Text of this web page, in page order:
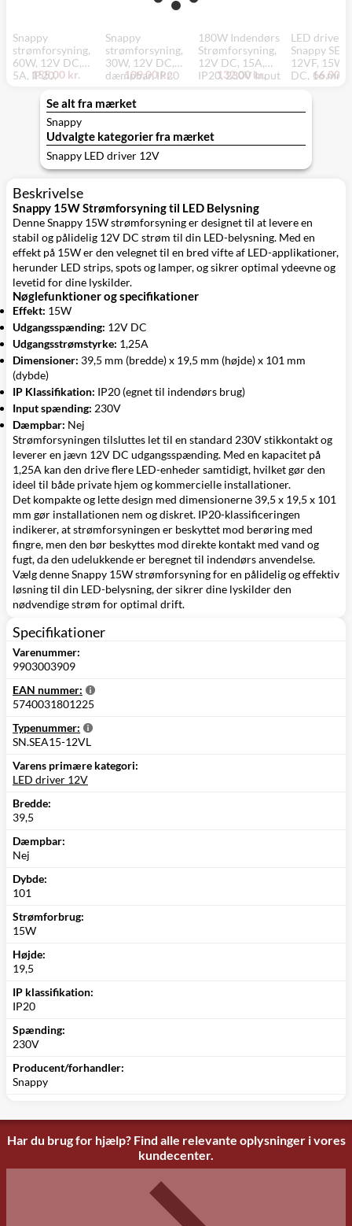
Snappy
strømforsyning,
60W, 12V DC,
5A, IP20,
155,00 kr.
Snappy
strømforsyning,
30W, 12V DC,
dæmpbar, IP20
109,00 kr.
180W Indendørs
Strømforsyning,
12V DC, 15A,
IP20, 230V Input
132,00 kr.
LED driver
Snappy SE-
12VF, 15W,
DC, 16 mm,
66,00
Se alt fra mærket
Snappy
Udvalgte kategorier fra mærket
Snappy LED driver 12V
Beskrivelse
Snappy 15W Strømforsyning til LED Belysning
Denne Snappy 15W strømforsyning er designet til at levere en
stabil og pålidelig 12V DC strøm til din LED-belysning. Med en
effekt på 15W er den velegnet til en bred vifte af LED-applikationer,
herunder LED strips, spots og lamper, og sikrer optimal ydeevne og
levetid for dine lyskilder.
Nøglefunktioner og specifikationer
Effekt: 15W
Udgangsspænding: 12V DC
Udgangsstrømstyrke: 1,25A
Dimensioner: 39,5 mm (bredde) x 19,5 mm (højde) x 101 mm
(dybde)
IP Klassifikation: IP20 (egnet til indendørs brug)
Input spænding: 230V
Dæmpbar: Nej
Strømforsyningen tilsluttes let til en standard 230V stikkontakt og
leverer en jævn 12V DC udgangsspænding. Med en kapacitet på
1,25A kan den drive flere LED-enheder samtidigt, hvilket gør den
ideel til både private hjem og kommercielle installationer.
Det kompakte og lette design med dimensionerne 39,5 x 19,5 x 101
mm gør installationen nem og diskret. IP20-klassificeringen
indikerer, at strømforsyningen er beskyttet mod berøring med
fingre, men den bør beskyttes mod direkte kontakt med vand og
fugt, da den udelukkende er beregnet til indendørs anvendelse.
Vælg denne Snappy 15W strømforsyning for en pålidelig og effektiv
løsning til din LED-belysning, der sikrer dine lyskilder den
nødvendige strøm for optimal drift.
Specifikationer
Varenummer:
9903003909
EAN nummer:
5740031801225
Typenummer:
SN.SEA15-12VL
Varens primære kategori:
LED driver 12V
Bredde:
39,5
Dæmpbar:
Nej
Dybde:
101
Strømforbrug:
15W
Højde:
19,5
IP klassifikation:
IP20
Spænding:
230V
Producent/forhandler:
Snappy
Har du brug for hjælp? Find alle relevante oplysninger i vores
kundecenter.